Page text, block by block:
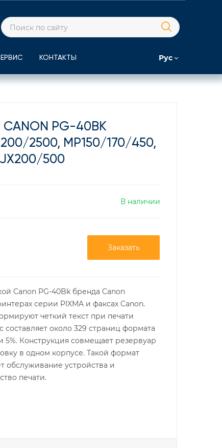
КОНТАКТЫ Рус
PG-40BK
2500, MP150/170/450,
JX200/500
В наличии
Заказать
Canon PG-40Bk бренда Canon
серии PIXMA и факсах Canon.
четкий текст при печати
около 329 страниц формата
5%. Конструкция совмещает резервуар
в одном корпусе. Такой формат
обслуживание устройства и
печати.